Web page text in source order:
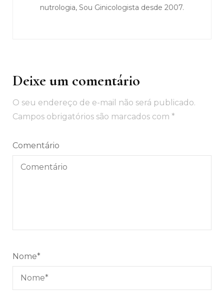
nutrologia, Sou Ginicologista desde 2007.
Deixe um comentário
O seu endereço de e-mail não será publicado.
Campos obrigatórios são marcados com *
Comentário
Nome*